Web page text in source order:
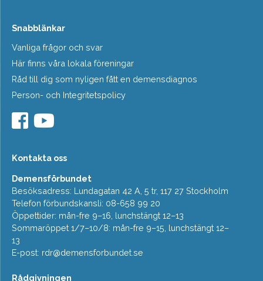
Snabblänkar
Vanliga frågor och svar
Här finns våra lokala föreningar
Råd till dig som nyligen fått en demensdiagnos
Person- och Integritetspolicy
Kontakta oss
Demensförbundet
Besöksadress: Lundagatan 42 A, 5 tr, 117 27 Stockholm
Telefon förbundskansli: 08-658 99 20
Öppettider: mån-fre 9–16, lunchstängt 12–13
Sommaröppet 1/7–10/8: mån-fre 9–15, lunchstängt 12–
13
E-post: rdr@demensforbundet.se
Rådgivningen